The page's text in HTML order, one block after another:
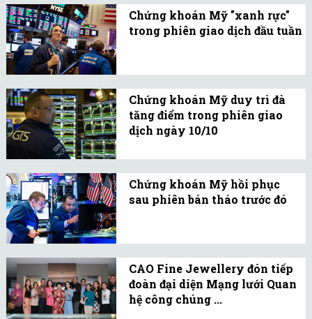
trong sự không đồng
nhất sau khi lợi suất trái
tăng.
Chứng khoán Mỹ "xanh rực"
trong phiên giao dịch đầu tuần
đồng loạt tăng điểm
trong phiên giao dịch
ngày 16/10 sau 2 phiên
Chứng khoán Mỹ duy trì đà
tăng điểm trong phiên giao
dịch ngày 10/10
báo cáo lạm phát dự kiến
được công bố trong tuần
Chứng khoán Mỹ hồi phục
sau phiên bán tháo trước đó
đồng loạt tăng điểm
trong phiên giao dịch
ngày 4/10, lấy lại một
CAO Fine Jewellery đón tiếp
đoàn đại diện Mạng lưới Quan
hệ công chúng ...